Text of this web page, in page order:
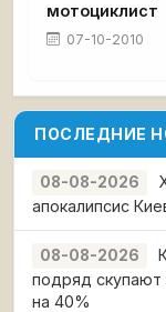
мотоциклист
07-10-2010
ПОСЛЕДНИЕ
08-08-2026
апокалипсис
08-08-2026
подряд скупают
на 40%